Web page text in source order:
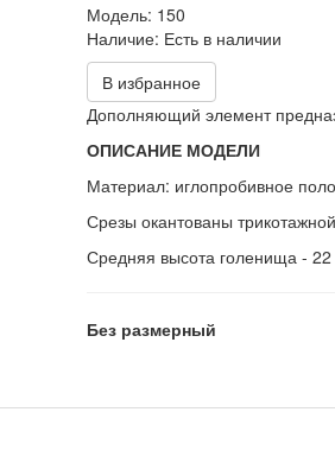
Модель: 150
Наличие: Есть в наличии
В избранное
Дополняющий элемент
ОПИСАНИЕ МОДЕЛИ
Материал: иглопробивное
Срезы окантованы
Средняя высота голенища -
Без размерный